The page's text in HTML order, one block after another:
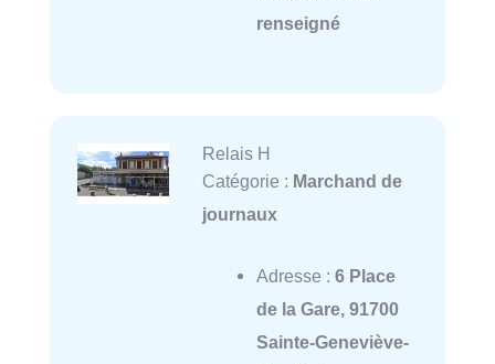
renseigné
Relais H
Catégorie : Marchand de
journaux
Adresse : 6 Place
de la Gare, 91700
Sainte-Geneviève-